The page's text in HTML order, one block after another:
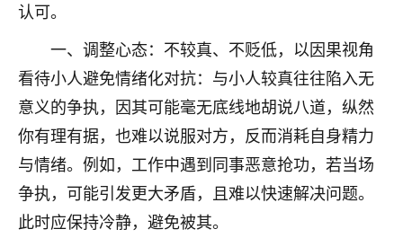
认可。
一、调整心态：不较真、不贬低，以因果视角
看待小人避免情绪化对抗：与小人较真往往陷入无
意义的争执，因其可能毫无底线地胡说八道，纵然
你有理有据，也难以说服对方，反而消耗自身精力
与情绪。例如，工作中遇到同事恶意抢功，若当场
争执，可能引发更大矛盾，且难以快速解决问题。
此时应保持冷静，避免被其。
着我晋升有望，我半信半疑的按照老师建议，做了化
太岁还有一个发钱粮，本来年前的人事调整，拖到年
后，我以为都没戏了，结果开年一上班，开会提拔升
职第一个就是我，职务无所谓，主要是底薪加了
3000，非常开心，无论如何，感恩感谢！🙏🏻
鹿森：恭喜升职加薪！！，请客吗？�
12小时前 来自北京 32